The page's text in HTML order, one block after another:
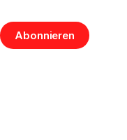
Abonnieren